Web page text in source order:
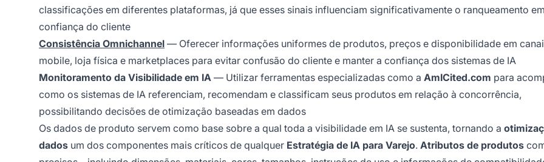
classificações em diferentes plataformas, já que esses sinais influenciam significativamente o ranqueamento
confiança do cliente
Consistência Omnichannel — Oferecer informações uniformes de produtos, preços e disponibilidade em
mobile, loja física e marketplaces para evitar confusão do cliente e manter a confiança dos sistemas de IA
Monitoramento da Visibilidade em IA — Utilizar ferramentas especializadas como a AmICited.com para
como os sistemas de IA referenciam, recomendam e classificam seus produtos em relação à concorrência,
possibilitando decisões de otimização baseadas em dados
Os dados de produto servem como base sobre a qual toda a visibilidade em IA se sustenta, tornando a
dados um dos componentes mais críticos de qualquer Estratégia de IA para Varejo. Atributos de produtos